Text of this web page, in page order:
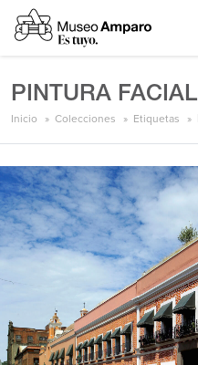
PINTURA FACIAL
Inicio Colecciones Etiquetas